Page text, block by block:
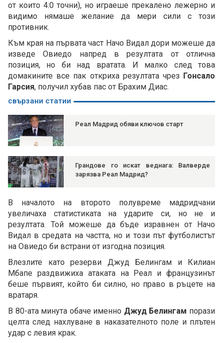
от които 4:0 точни), но играеше прекалено лежерно и
видимо нямаше желание да мери сили с този
противник.
Към края на първата част Начо Видал дори можеше да
изведе Овиедо напред в резултата от отлична
позиция, но би над вратата. И малко след това
домакините все пак откриха резултата чрез Гонсало
Гарсия, получил хубав пас от Брахим Диас.
свързани статии
Реал Мадрид обяви ключов старт
Грандове го искат веднага: Валверде
зарязва Реал Мадрид?
В началото на второто полувреме мадридчани
увеличаха статистиката на ударите си, но не и
резултата. Той можеше да бъде изравнен от Начо
Видал в средата на частта, но и този път футболистът
на Овиедо би встрани от изгодна позиция.
Влезлите като резерви Джуд Белингам и Килиан
Мбапе раздвижиха атаката на Реал и французинът
беше първият, който би силно, но право в ръцете на
вратаря.
В 80-ата минута обаче именно Джуд Белингам порази
целта след нахлуване в наказателното поле и плътен
удар с левия крак.